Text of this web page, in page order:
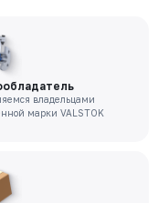
владельцами
марки VALSTOK